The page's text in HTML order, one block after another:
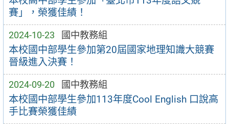
賽」，榮獲佳績！
2024-10-23 國中教務組
本校國中部學生參加第20屆國家地理知識大競賽
晉級進入決賽！
2024-09-20 國中教務組
本校國中部學生參加113年度Cool English 口說高
手比賽榮獲佳績